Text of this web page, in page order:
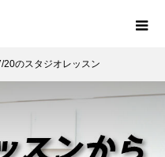
20のスタジオレッスン